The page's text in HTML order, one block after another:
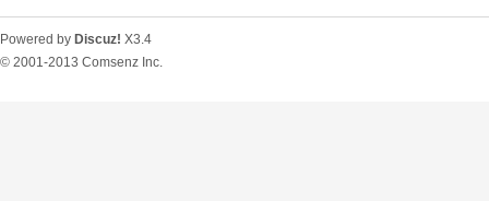
Powered by Discuz! X3.4
© 2001-2013 Comsenz Inc.